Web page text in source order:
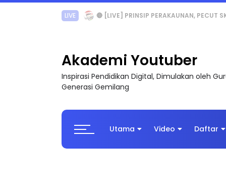
TRANSFORMASI DIGITAL GURU SIRI 7 :
Akademi Youtuber
Inspirasi Pendidikan Digital, Dimulakan oleh
Generasi Gemilang
Utama Video Daftar